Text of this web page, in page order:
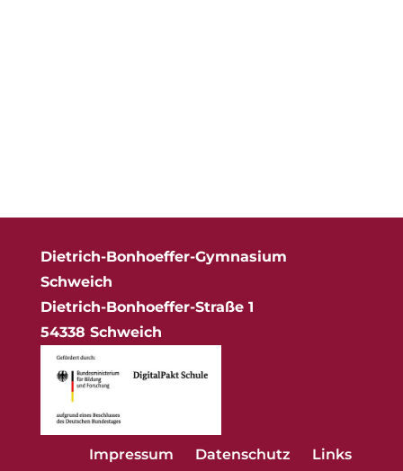
Dietrich-Bonhoeffer-Gymnasium
Schweich
Dietrich-Bonhoeffer-Straße 1
54338 Schweich
Impressum Datenschutz Links